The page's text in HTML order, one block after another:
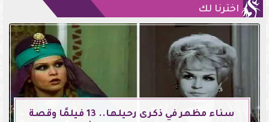
اخترنا لك
سناء مظهر في ذكرى رحيلها.. 13 فيلمًا وقصة